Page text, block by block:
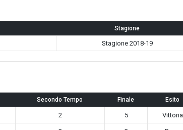
Stagione
Stagione 2018-19
Secondo Tempo Finale Esito
2 5 Vittoria